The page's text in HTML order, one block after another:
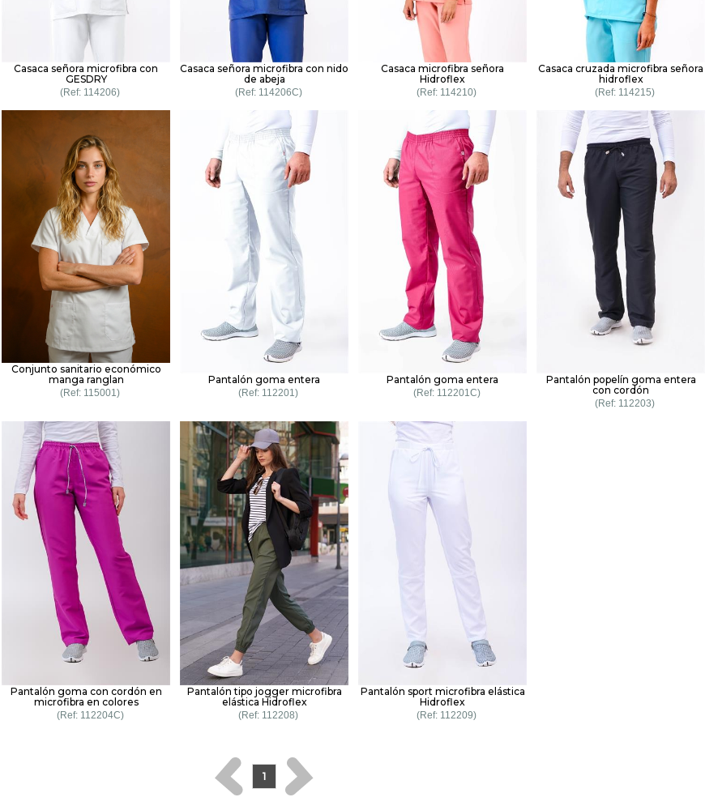
Casaca señora microfibra con
GESDRY
114206
Casaca señora microfibra con nido
de abeja
114206C
Casaca microfibra señora
Hidroflex
114210
Casaca cruzada microfibra señora
hidroflex
114215
Conjunto sanitario económico
manga ranglan
115001
Pantalón goma entera
112201
Pantalón goma entera
112201C
Pantalón popelín goma entera
con cordón
112203
Pantalón goma con cordón en
microfibra en colores
112204C
Pantalón tipo jogger microfibra
elástica Hidroflex
112208
Pantalón sport microfibra elástica
Hidroflex
112209
1